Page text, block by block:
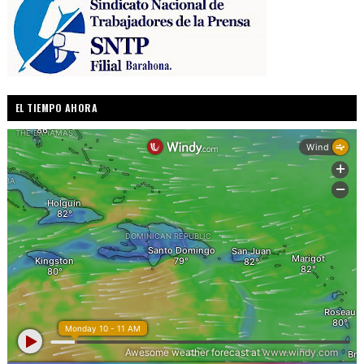
EL TIEMPO AHORA